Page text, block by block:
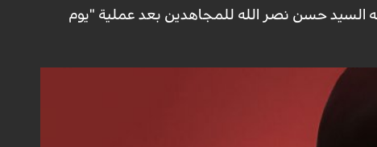
السيد حسن نصر الله للمجاهدين بعد عملية "يوم